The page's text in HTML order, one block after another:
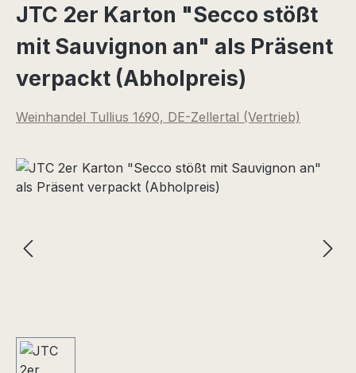
JTC 2er Karton "Secco stößt
mit Sauvignon an" als Präsent
verpackt (Abholpreis)
Weinhandel Tullius 1690, DE-Zellertal (Vertrieb)
Bildergalerie überspringen